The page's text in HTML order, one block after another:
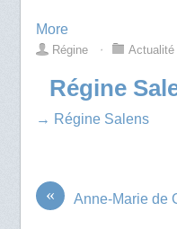
More
Régine ⋅ Actualité
Régine
→ Régine Salens
« Anne-Marie de